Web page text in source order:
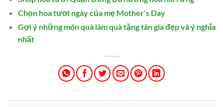
Chọn hoa tươi ngày của mẹ Mother’s Day
Gợi ý những món quà làm quà tặng tân gia đẹp và ý nghĩa
nhất